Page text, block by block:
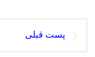
پست قبلی